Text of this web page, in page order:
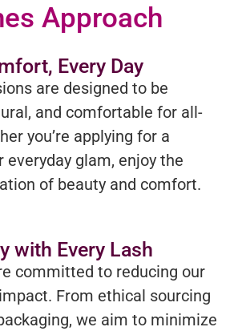
Approach
Every Day
are designed to be
and comfortable for all-
you’re applying for a
everyday glam, enjoy the
of beauty and comfort.
with Every Lash
committed to reducing our
From ethical sourcing
we aim to minimize